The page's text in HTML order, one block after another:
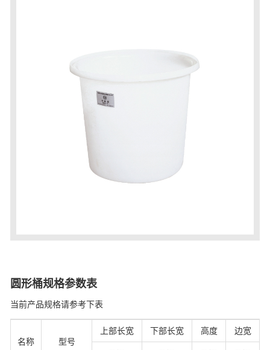
圆形桶规格参数表
当前产品规格请参考下表
名称 型号
上部长宽 下部长宽 高度 边宽